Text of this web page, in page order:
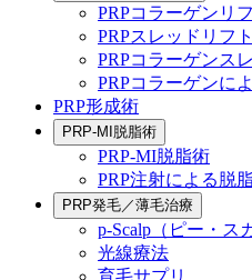
PRPコラーゲンリ
PRPスレッドリフト
PRPコラーゲンス
PRPコラーゲンに
PRP形成術
PRP-MI脱脂術
PRP-MI脱脂術
PRP注射による脱
PRP発毛／薄毛治療
p-Scalp（ピー・ス
光線療法
育毛サプリ